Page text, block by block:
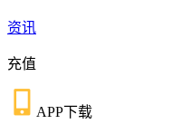
资讯
充值
APP下载